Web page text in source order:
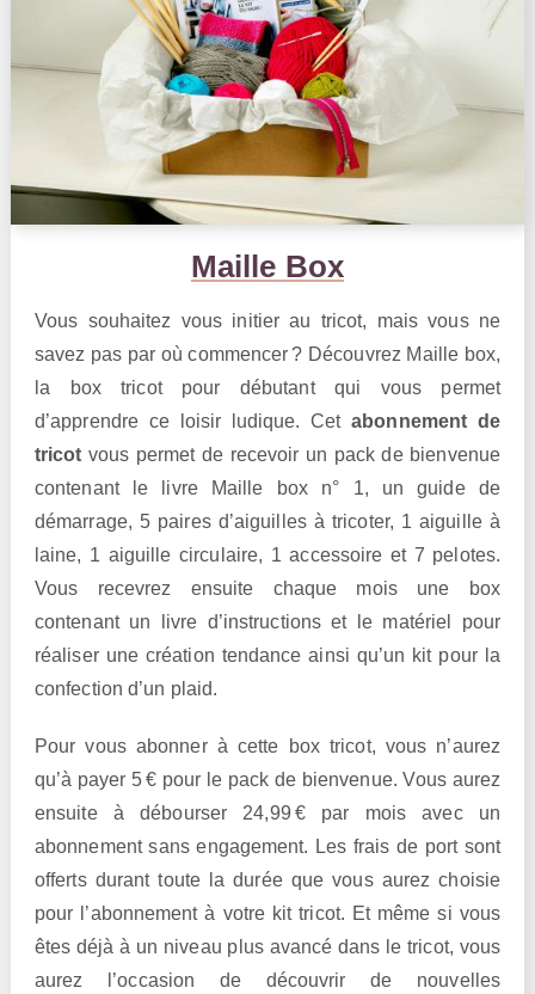
Maille Box
Vous souhaitez vous initier au tricot, mais vous ne
savez pas par où commencer ? Découvrez Maille box,
la box tricot pour débutant qui vous permet
d’apprendre ce loisir ludique. Cetabonnement de
tricot vous permet de recevoir un pack de bienvenue
contenant le livre Maille box n° 1, un guide de
démarrage, 5 paires d’aiguilles à tricoter, 1 aiguille à
laine, 1 aiguille circulaire, 1 accessoire et 7 pelotes.
Vous recevrez ensuite chaque mois une box
contenant un livre d’instructions et le matériel pour
réaliser une création tendance ainsi qu’un kit pour la
confection d’un plaid.
Pour vous abonner à cette box tricot, vous n’aurez
qu’à payer 5 € pour le pack de bienvenue. Vous aurez
ensuite à débourser 24,99 € par mois avec un
abonnement sans engagement. Les frais de port sont
offerts durant toute la durée que vous aurez choisie
pour l’abonnement à votre kit tricot. Et même si vous
êtes déjà à un niveau plus avancé dans le tricot, vous
aurez l’occasion de découvrir de nouvelles